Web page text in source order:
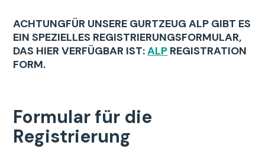
ACHTUNGFÜR UNSERE GURTZEUG ALP GIBT ES
EIN SPEZIELLES REGISTRIERUNGSFORMULAR,
DAS HIER VERFÜGBAR IST:ALP REGISTRATION
FORM.
Formular für die
Registrierung